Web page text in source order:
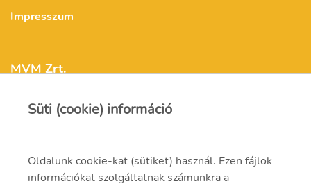
Impresszum
MVM Zrt.
1031 Budapest,
Szentendrei út 207-209.
Süti (cookie) információ
Oldalunk cookie-kat (sütiket) használ. Ezen fájlok
információkat szolgáltatnak számunkra a